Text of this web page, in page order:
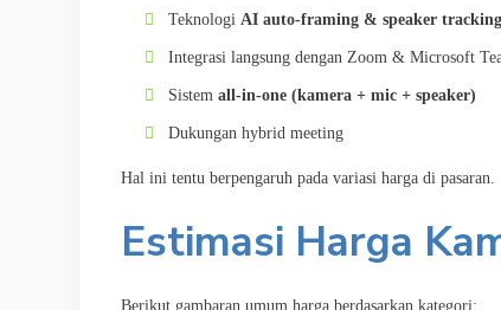
Teknologi AI auto-framing & speaker tracking
Integrasi langsung dengan Zoom & Microsoft
Sistem all-in-one (kamera + mic + speaker)
Dukungan hybrid meeting
Hal ini tentu berpengaruh pada variasi harga di pasaran.
Estimasi Harga
Berikut gambaran umum harga berdasarkan kategori: